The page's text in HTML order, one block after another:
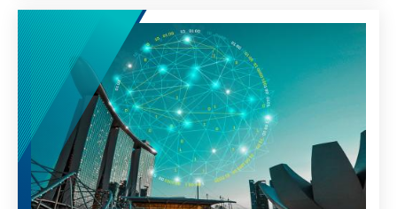
kamen vier Menschen ums Leben. "Zu dieser
Stunde wird unsere Demokratie beispiellos
angegriffen", erklärte der gewählte US-
Präsident Joe Biden angesichts der
Ereignisse, "ich bin wirklich schockiert und
traurig, dass unsere Nation - so lange
Leuchtfeuer und Hoffnung für Demokratie -
an so einem dunklen Moment angekommen
ist."